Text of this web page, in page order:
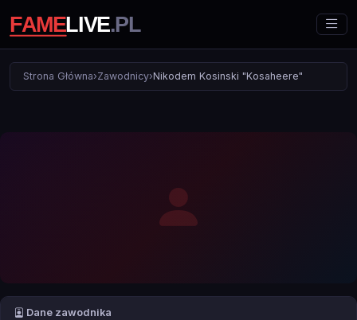
Strona Główna›Zawodnicy›Nikodem Kosinski "Kosaheere"
Dane zawodnika